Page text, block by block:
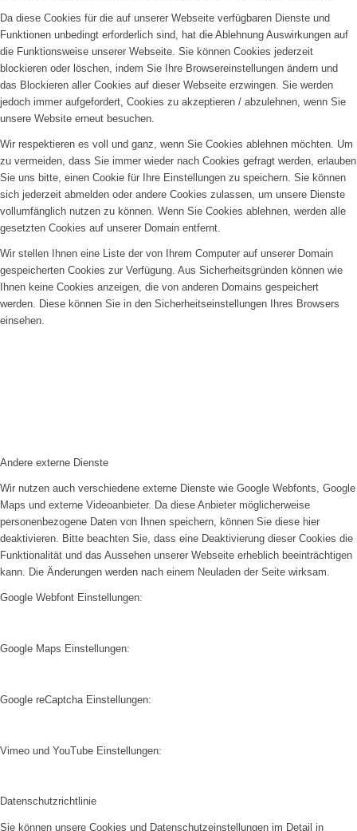
Da diese Cookies für die auf unserer Webseite verfügbaren Dienste und
Funktionen unbedingt erforderlich sind, hat die Ablehnung Auswirkungen auf
die Funktionsweise unserer Webseite. Sie können Cookies jederzeit
blockieren oder löschen, indem Sie Ihre Browsereinstellungen ändern und
das Blockieren aller Cookies auf dieser Webseite erzwingen. Sie werden
jedoch immer aufgefordert, Cookies zu akzeptieren / abzulehnen, wenn Sie
unsere Website erneut besuchen.
Wir respektieren es voll und ganz, wenn Sie Cookies ablehnen möchten. Um
zu vermeiden, dass Sie immer wieder nach Cookies gefragt werden, erlauben
Sie uns bitte, einen Cookie für Ihre Einstellungen zu speichern. Sie können
sich jederzeit abmelden oder andere Cookies zulassen, um unsere Dienste
vollumfänglich nutzen zu können. Wenn Sie Cookies ablehnen, werden alle
gesetzten Cookies auf unserer Domain entfernt.
Wir stellen Ihnen eine Liste der von Ihrem Computer auf unserer Domain
gespeicherten Cookies zur Verfügung. Aus Sicherheitsgründen können wie
Ihnen keine Cookies anzeigen, die von anderen Domains gespeichert
werden. Diese können Sie in den Sicherheitseinstellungen Ihres Browsers
einsehen.
Andere externe Dienste
Wir nutzen auch verschiedene externe Dienste wie Google Webfonts, Google
Maps und externe Videoanbieter. Da diese Anbieter möglicherweise
personenbezogene Daten von Ihnen speichern, können Sie diese hier
deaktivieren. Bitte beachten Sie, dass eine Deaktivierung dieser Cookies die
Funktionalität und das Aussehen unserer Webseite erheblich beeinträchtigen
kann. Die Änderungen werden nach einem Neuladen der Seite wirksam.
Google Webfont Einstellungen:
Google Maps Einstellungen:
Google reCaptcha Einstellungen:
Vimeo und YouTube Einstellungen:
Datenschutzrichtlinie
Sie können unsere Cookies und Datenschutzeinstellungen im Detail in